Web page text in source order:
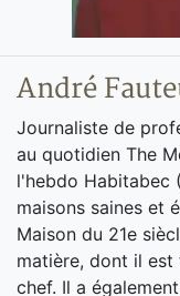
André
Journaliste de
au quotidien The
l'hebdo Habitabec
maisons saines et
Maison du 21e
matière, dont il
chef. Il a